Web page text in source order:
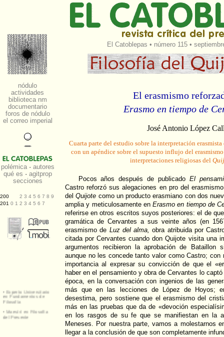
El Catoblepas • número 115•
El erasmismo
Erasmo en tiempo de
José Antonio López
Cuarta parte del estudio sobre la interpretación
con un apéndice sobre el supuesto influjo del
interpretaciones religiosas del
Pocos años después de publicado El
Castro reforzó sus alegaciones en pro del
delQuijote como un producto erasmiano con dos
amplia y meticulosamente enErasmo en tiempo de
referirse en otros escritos suyos posteriores: el de
gramática de Cervantes a sus veinte años (en
erasmismo de Luz del alma, obra atribuida por
citada por Cervantes cuando don Quijote visita una
argumentos recibieron la aprobación de Bataillon
aunque no les concede tanto valor como Castro; con
importancia al expresar su convicción de que el
haber en el pensamiento y obra de Cervantes lo
época, en la conversación con ingenios de las
más que en las lecciones de López de Hoyos;
desestima, pero sostiene que el erasmismo del
más en las pruebas que da de «devoción
en los rasgos de su fe que se manifiestan en la
Meneses. Por nuestra parte, vamos a molestarnos
llegar a la conclusión de que son completamente